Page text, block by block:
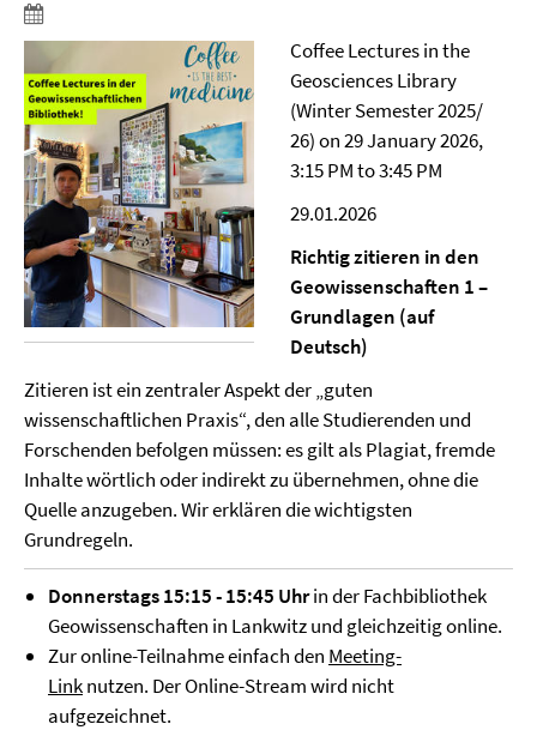
Coffee Lectures in the
Geosciences Library
(Winter Semester 2025/
26) on 29 January 2026,
3:15 PM to 3:45 PM
29.01.2026
Richtig zitieren in den
Geowissenschaften 1 –
Grundlagen (auf
Deutsch)
Zitieren ist ein zentraler Aspekt der „guten
wissenschaftlichen Praxis“, den alle Studierenden und
Forschenden befolgen müssen: es gilt als Plagiat, fremde
Inhalte wörtlich oder indirekt zu übernehmen, ohne die
Quelle anzugeben. Wir erklären die wichtigsten
Grundregeln.
Donnerstags 15:15 - 15:45 Uhrin der Fachbibliothek
Geowissenschaften in Lankwitz und gleichzeitig online.
Zur online-Teilnahme einfach den Meeting-
Linknutzen. Der Online-Stream wird nicht
aufgezeichnet.